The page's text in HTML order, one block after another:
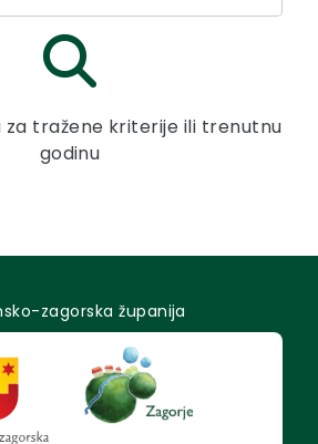
tražene kriterije ili trenutnu
godinu
zagorska županija